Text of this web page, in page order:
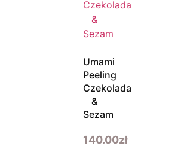
Umami
Peeling
Czekolada
&
Sezam
140.00zł